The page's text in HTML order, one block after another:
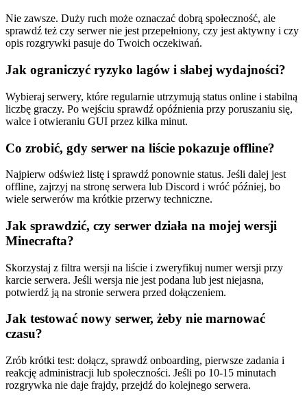
Nie zawsze. Duży ruch może oznaczać dobrą społeczność, ale
sprawdź też czy serwer nie jest przepełniony, czy jest aktywny i czy
opis rozgrywki pasuje do Twoich oczekiwań.
Jak ograniczyć ryzyko lagów i słabej wydajności?
Wybieraj serwery, które regularnie utrzymują status online i stabilną
liczbę graczy. Po wejściu sprawdź opóźnienia przy poruszaniu się,
walce i otwieraniu GUI przez kilka minut.
Co zrobić, gdy serwer na liście pokazuje offline?
Najpierw odśwież listę i sprawdź ponownie status. Jeśli dalej jest
offline, zajrzyj na stronę serwera lub Discord i wróć później, bo
wiele serwerów ma krótkie przerwy techniczne.
Jak sprawdzić, czy serwer działa na mojej wersji
Minecrafta?
Skorzystaj z filtra wersji na liście i zweryfikuj numer wersji przy
karcie serwera. Jeśli wersja nie jest podana lub jest niejasna,
potwierdź ją na stronie serwera przed dołączeniem.
Jak testować nowy serwer, żeby nie marnować
czasu?
Zrób krótki test: dołącz, sprawdź onboarding, pierwsze zadania i
reakcję administracji lub społeczności. Jeśli po 10-15 minutach
rozgrywka nie daje frajdy, przejdź do kolejnego serwera.